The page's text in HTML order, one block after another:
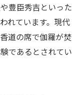
豊臣秀吉といった
れています。現代
道の席で伽羅が焚
であるとされてい